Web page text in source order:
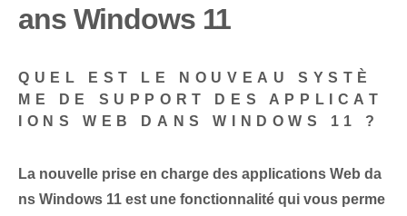
ans Windows 11
QUEL EST LE NOUVEAU SYSTÈ
ME DE SUPPORT DES APPLICAT
IONS WEB DANS WINDOWS 11 ?
La nouvelle prise en charge des applications Web da
ns Windows 11 est une fonctionnalité qui vous perme